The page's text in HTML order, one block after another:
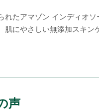
たアマゾン インディオ
にやさしい無添加スキン
声